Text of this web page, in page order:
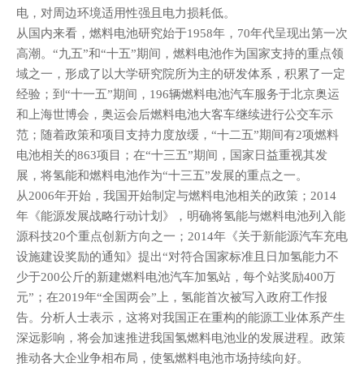
电，对周边环境适用性强且电力损耗低。
从国内来看，燃料电池研究始于1958年，70年代呈现出第一次
高潮。“九五”和“十五”期间，燃料电池作为国家支持的重点领
域之一，形成了以大学研究院所为主的研发体系，积累了一定
经验；到“十一五”期间，196辆燃料电池汽车服务于北京奥运
和上海世博会，奥运会后燃料电池大客车继续进行公交车示
范；随着政策和项目支持力度放缓，“十二五”期间有2项燃料
电池相关的863项目；在“十三五”期间，国家日益重视其发
展，将氢能和燃料电池作为“十三五”发展的重点之一。
从2006年开始，我国开始制定与燃料电池相关的政策；2014
年《能源发展战略行动计划》，明确将氢能与燃料电池列入能
源科技20个重点创新方向之一；2014年《关于新能源汽车充电
设施建设奖励的通知》提出“对符合国家标准且日加氢能力不
少于200公斤的新建燃料电池汽车加氢站，每个站奖励400万
元”；在2019年“全国两会”上，氢能首次被写入政府工作报
告。分析人士表示，这将对我国正在重构的能源工业体系产生
深远影响，将会加速推进我国氢燃料电池业的发展进程。政策
推动各大企业争相布局，使氢燃料电池市场持续向好。